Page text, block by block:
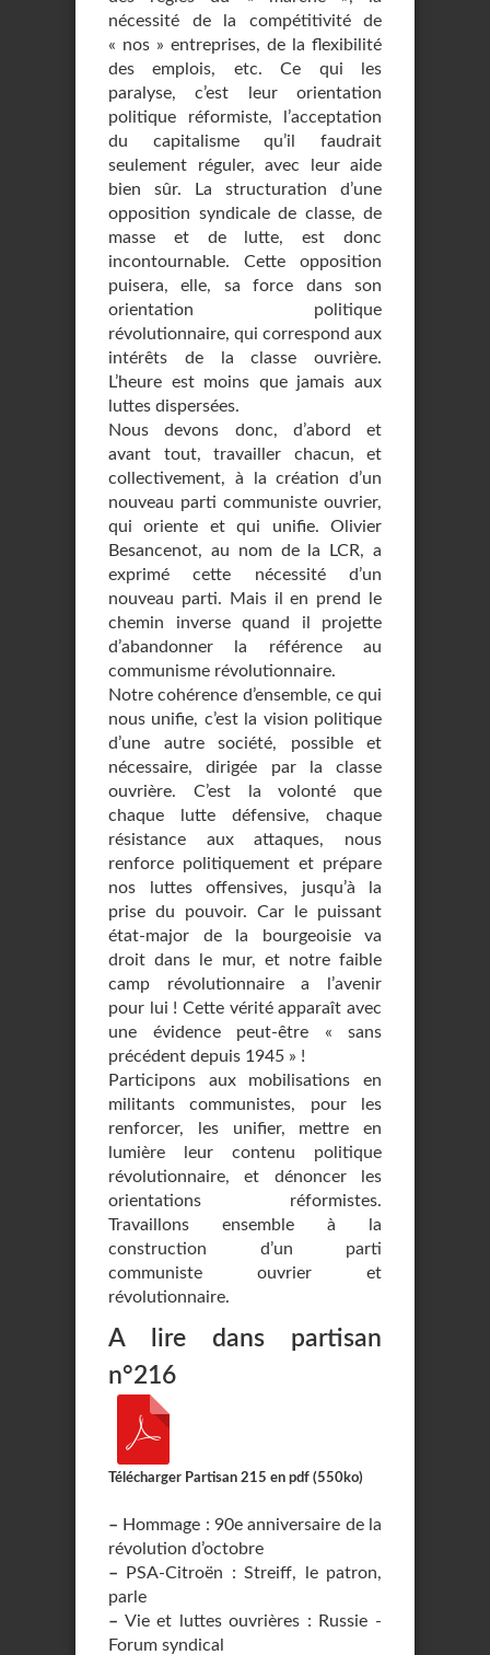
nécessité de la compétitivité de
« nos » entreprises, de la flexibilité
des emplois, etc. Ce qui les
paralyse, c’est leur orientation
politique réformiste, l’acceptation
du capitalisme qu’il faudrait
seulement réguler, avec leur aide
bien sûr. La structuration d’une
opposition syndicale de classe, de
masse et de lutte, est donc
incontournable. Cette opposition
puisera, elle, sa force dans son
orientation politique
révolutionnaire, qui correspond aux
intérêts de la classe ouvrière.
L’heure est moins que jamais aux
luttes dispersées.
Nous devons donc, d’abord et
avant tout, travailler chacun, et
collectivement, à la création d’un
nouveau parti communiste ouvrier,
qui oriente et qui unifie. Olivier
Besancenot, au nom de la LCR, a
exprimé cette nécessité d’un
nouveau parti. Mais il en prend le
chemin inverse quand il projette
d’abandonner la référence au
communisme révolutionnaire.
Notre cohérence d’ensemble, ce qui
nous unifie, c’est la vision politique
d’une autre société, possible et
nécessaire, dirigée par la classe
ouvrière. C’est la volonté que
chaque lutte défensive, chaque
résistance aux attaques, nous
renforce politiquement et prépare
nos luttes offensives, jusqu’à la
prise du pouvoir. Car le puissant
état-major de la bourgeoisie va
droit dans le mur, et notre faible
camp révolutionnaire a l’avenir
pour lui ! Cette vérité apparaît avec
une évidence peut-être « sans
précédent depuis 1945 » !
Participons aux mobilisations en
militants communistes, pour les
renforcer, les unifier, mettre en
lumière leur contenu politique
révolutionnaire, et dénoncer les
orientations réformistes.
Travaillons ensemble à la
construction d’un parti
communiste ouvrier et
révolutionnaire.
A lire dans partisan
n°216
Télécharger Partisan 215 en pdf (550ko)
– Hommage : 90e anniversaire de la
révolution d’octobre
– PSA-Citroën : Streiff, le patron,
parle
– Vie et luttes ouvrières : Russie -
Forum syndical